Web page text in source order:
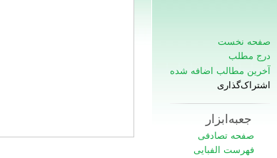
صفحه نخست
درج مطلب
آخرین مطالب اضافه شده
اشتراک‌گذاری
جعبه‌ابزار
صفحه تصادفی
فهرست الفبایی